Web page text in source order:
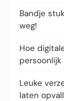
Bandje
weg!
Hoe
persoonlijk
Leuke
laten